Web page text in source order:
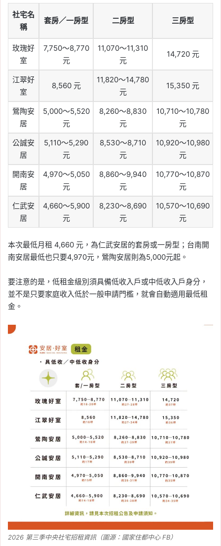
社宅名
稱
套房／一房型 二房型 三房型
玫瑰好
室
7,750～8,770
元
11,070～11,310
元
14,720 元
江翠好
室
8,560 元
11,820～14,780
元
15,350 元
鶯陶安
居
5,000～5,520
元
8,260～8,830
元
10,710～10,780
元
公誠安
居
5,110～5,290
元
8,530～8,710
元
10,920～10,980
元
開南安
居
4,970～5,050
元
8,860～9,940
元
10,770～10,870
元
仁武安
居
4,660～5,900
元
8,230～8,690
元
10,570～10,690
元
本次最低月租 4,660 元，為仁武安居的套房或一房型；台南開
南安居最低也只要4,970元，鶯陶安居則為5,000元起。
要注意的是，低租金級別須具備低收入戶或中低收入戶身分，
並不是只要家庭收入低於一般申請門檻，就會自動適用最低租
金。
2026 第三季中央社宅招租資訊（圖源：國家住都中心 FB）